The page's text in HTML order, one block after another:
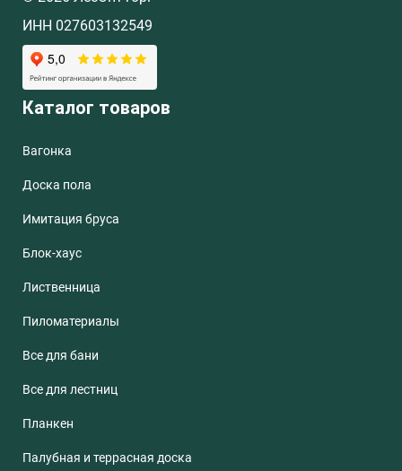
ИНН 027603132549
Каталог товаров
Вагонка
Доска пола
Имитация бруса
Блок-хаус
Лиственница
Пиломатериалы
Все для бани
Все для лестниц
Планкен
Палубная и террасная доска